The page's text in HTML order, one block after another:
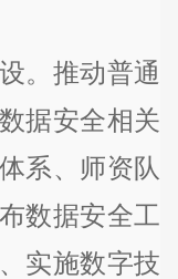
。推动普通
据安全相关
系、师资队
数据安全工
实施数字技